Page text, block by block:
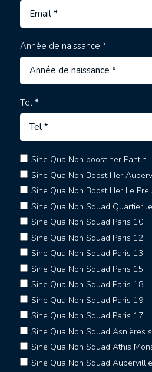
Année de naissance *
Tel *
Sine Qua Non boost her Pantin
Sine Qua Non Boost Her
Sine Qua Non Boost Her Le Pre
Sine Qua Non Squad Quartier
Sine Qua Non Squad Paris 10
Sine Qua Non Squad Paris 12
Sine Qua Non Squad Paris 13
Sine Qua Non Squad Paris 15
Sine Qua Non Squad Paris 18
Sine Qua Non Squad Paris 19
Sine Qua Non Squad Paris 17
Sine Qua Non Squad Asnières
Sine Qua Non Squad Athis
Sine Qua Non Squad